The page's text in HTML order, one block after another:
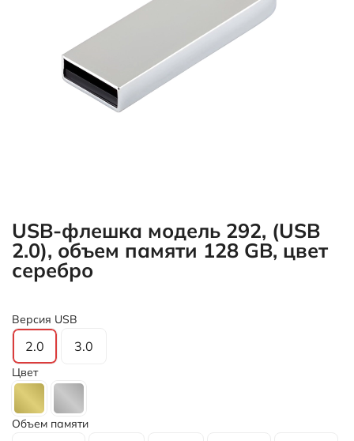
USB-флешка модель 292, (USB
2.0), объем памяти 128 GB, цвет
серебро
Версия USB
2.0 3.0
Цвет
Объем памяти